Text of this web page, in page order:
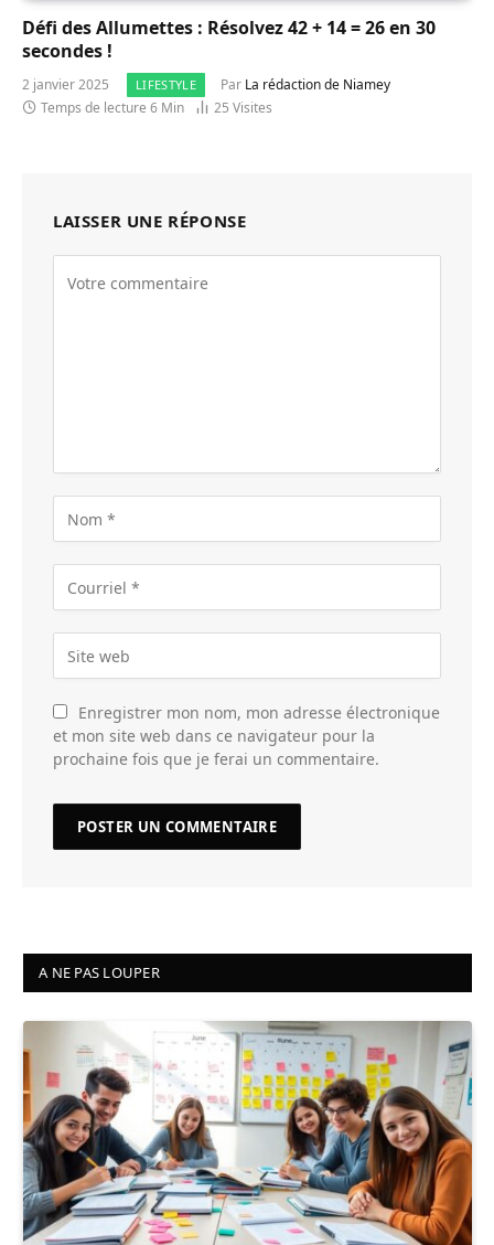
Défi des Allumettes : Résolvez 42 + 14 = 26 en 30
secondes !
2 janvier 2025 LIFESTYLE Par La rédaction de Niamey
Temps de lecture 6 Min
25 Visites
LAISSER UNE RÉPONSE
Enregistrer mon nom, mon adresse électronique
et mon site web dans ce navigateur pour la
prochaine fois que je ferai un commentaire.
A NE PAS LOUPER